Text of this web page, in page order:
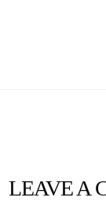
LEAVE A